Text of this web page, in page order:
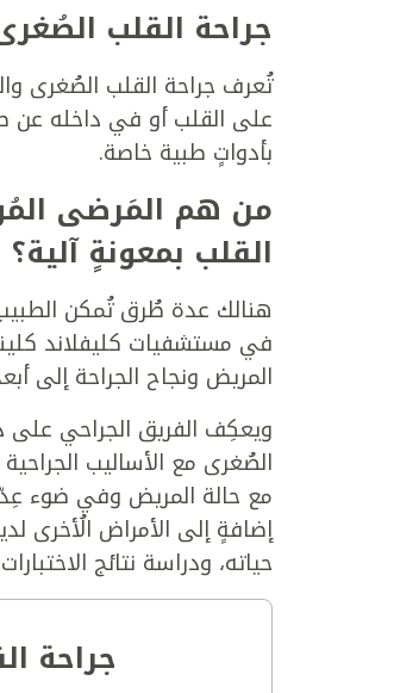
جراحة القلب
تُعرف جراحة القلب الصُغرى
على القلب أو في داخله عن
بأدواتٍ طبية خاصة.
من هم المَرضى
القلب بمعونةٍ آلية؟
هنالك عدة طُرق تُمكن الطبيب
في مستشفيات كليفلاند
المريض ونجاح الجراحة إلى
ويعكِف الفريق الجراحي على
الصُغرى مع الأساليب
مع حالة المريض وفي ضوء
إضافةٍ إلى الأمراض الُأخرى
حياته، ودراسة نتائج
جراحة